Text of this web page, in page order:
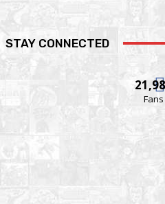
STAY CONNECTED
Fans